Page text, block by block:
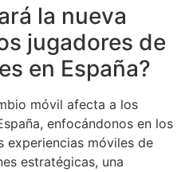
la nueva
jugadores de
en España?
móvil afecta a los
enfocándonos en los
experiencias móviles de
estratégicas, una